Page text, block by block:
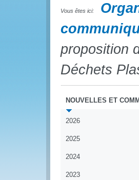
Vous êtes ici:
proposition
Déchets
NOUVELLES ET
2026
2025
2024
2023